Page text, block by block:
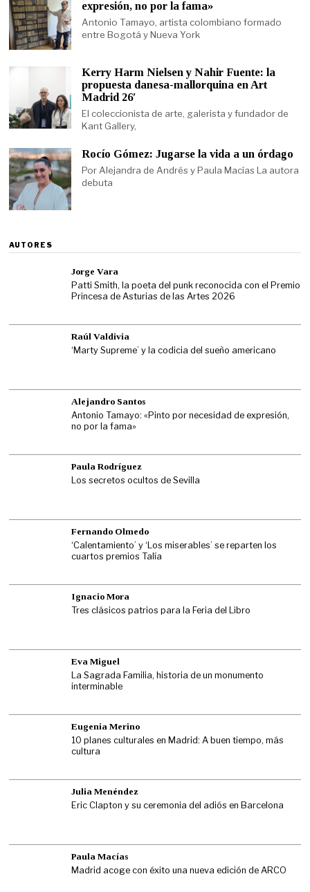
expresión, no por la fama»
Antonio Tamayo, artista colombiano formado
entre Bogotá y Nueva York
Kerry Harm Nielsen y Nahir Fuente: la
propuesta danesa-mallorquina en Art
Madrid 26′
El coleccionista de arte, galerista y fundador de
Kant Gallery,
Rocío Gómez: Jugarse la vida a un órdago
Por Alejandra de Andrés y Paula Macías La autora
debuta
AUTORES
Jorge Vara
Patti Smith, la poeta del punk reconocida con el Premio
Princesa de Asturias de las Artes 2026
Raúl Valdivia
‘Marty Supreme’ y la codicia del sueño americano
Alejandro Santos
Antonio Tamayo: «Pinto por necesidad de expresión,
no por la fama»
Paula Rodríguez
Los secretos ocultos de Sevilla
Fernando Olmedo
‘Calentamiento’ y ‘Los miserables’ se reparten los
cuartos premios Talía
Ignacio Mora
Tres clásicos patrios para la Feria del Libro
Eva Miguel
La Sagrada Familia, historia de un monumento
interminable
Eugenia Merino
10 planes culturales en Madrid: A buen tiempo, más
cultura
Julia Menéndez
Eric Clapton y su ceremonia del adiós en Barcelona
Paula Macías
Madrid acoge con éxito una nueva edición de ARCO